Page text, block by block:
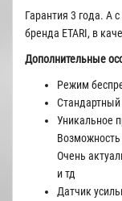
Гарантия 3 года. А
бренда ETARI, в
Дополнительные
Режим
Уникальное
Очень
и тд
Датчик